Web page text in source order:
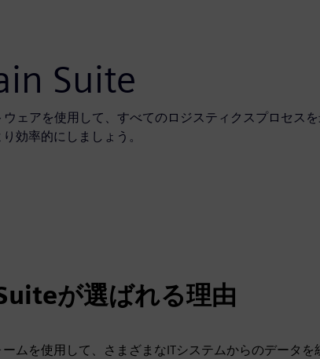
Suite
ウェアを使用して、すべてのロジスティクスプロセス
効率的にしましょう。
が選ばれる理由
ムを使用して、さまざまなITシステムからのデータ